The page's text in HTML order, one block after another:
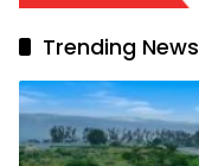
Trending News